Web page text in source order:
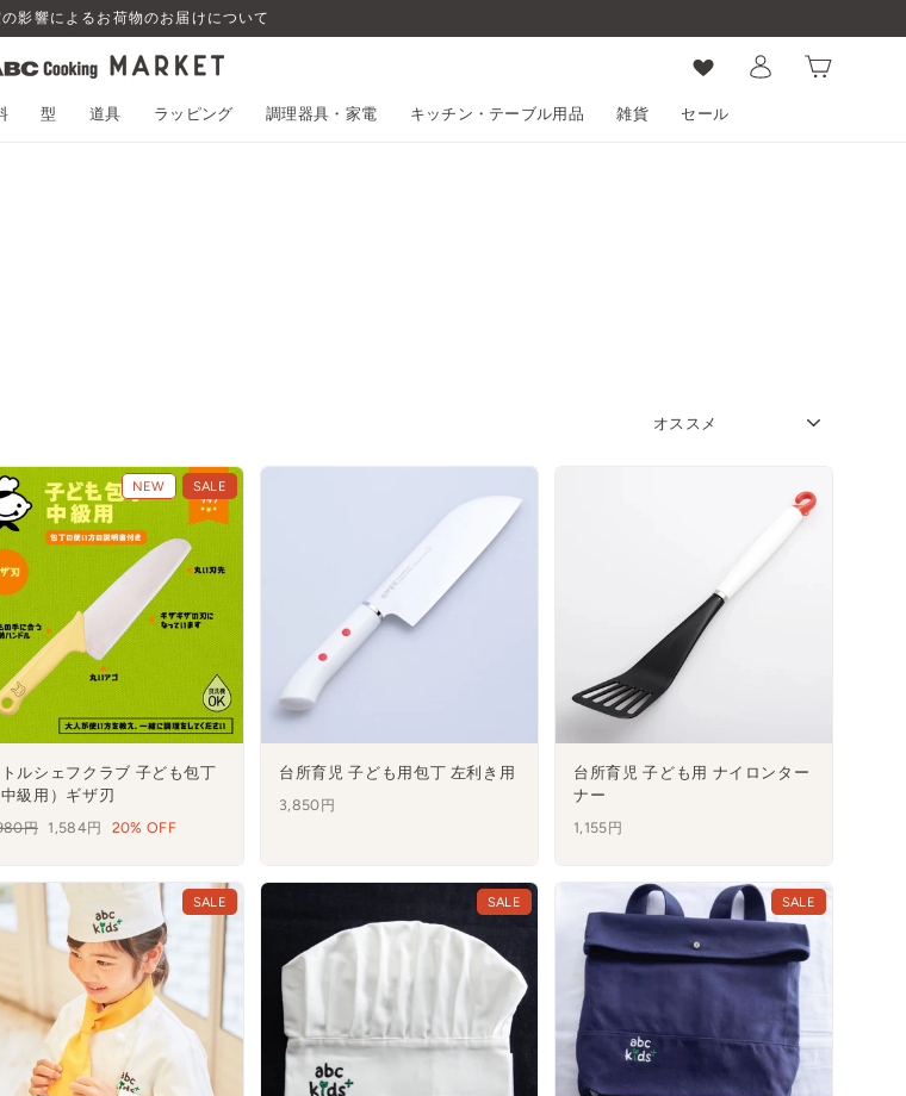
影響によるお荷物のお届けについて
型 道具 ラッピング 調理器具・家電 キッチン・テーブル用品 雑貨 セール
NEW SALE
トルシェフクラブ 子ども包丁
中級用）ギザ刃
円
セ
1,584円 20% OFF
台所育児 子ども用包丁 左利き用
3,850円
台所育児 子ども用 ナイロンター
ナー
1,155円
SALE SALE SALE